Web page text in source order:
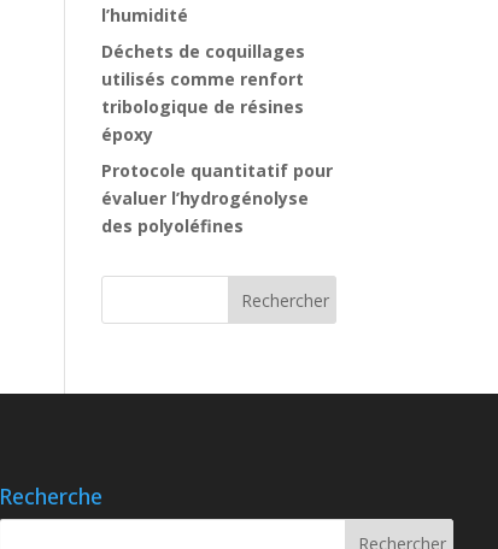
l’humidité
Déchets de coquillages
utilisés comme renfort
tribologique de résines
époxy
Protocole quantitatif pour
évaluer l’hydrogénolyse
des polyoléfines
Recherche